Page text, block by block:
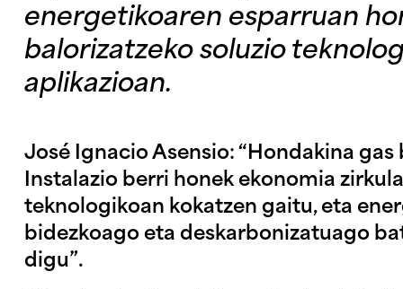
energetikoaren esparruan
balorizatzeko soluzio
aplikazioan.
José Ignacio Asensio: “Hondakina
Instalazio berri honek ekonomia
teknologikoan kokatzen gaitu, eta
bidezkoago eta deskarbonizatuago
digu”.